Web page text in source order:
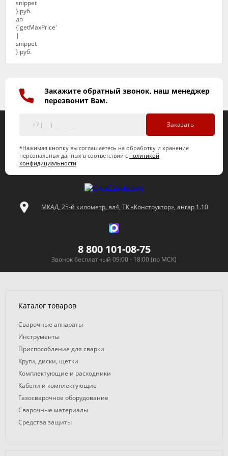
Закажите обратный звонок, наш менеджер
перезвонит Вам.
Заказать
*Нажимая кнопку вы соглашаетесь на обработку и хранение
персональных данных в соответствии с политикой
конфидициальности
МКАД, 25-й километр, вл4, ТК «Конструктор», ангар 1.10
8 800 101-08-75
Звонок бесплатный 09:00 - 18:00 (по МСК)
Каталог товаров
Сварочные аппараты
Инструменты
Приспособление для сварки
Круги, диски, щетки
Комплектующие и расходники
Кабели и комплектующие
Газосварочное оборудование
Сварочные материалы
Средства защиты